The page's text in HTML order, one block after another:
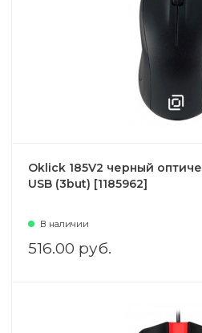
Oklick 185V2 черный
USB (3but) [1185962]
В наличии
516.00 руб.